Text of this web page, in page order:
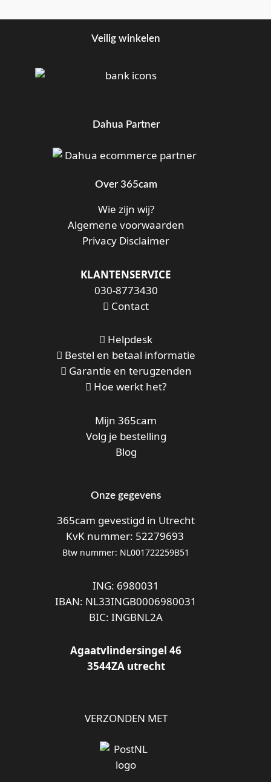
Veilig winkelen
Dahua Partner
Over 365cam
Wie zijn wij?
Algemene voorwaarden
Privacy Disclaimer
KLANTENSERVICE
030-8773430
Contact
Helpdesk
Bestel en betaal informatie
Garantie en terugzenden
Hoe werkt het?
Mijn 365cam
Volg je bestelling
Blog
Onze gegevens
365cam gevestigd in Utrecht
KvK nummer: 52279693
Btw nummer: NL001722259B51
ING: 6980031
IBAN: NL33INGB0006980031
BIC: INGBNL2A
Agaatvlindersingel 46
3544ZA utrecht
VERZONDEN MET